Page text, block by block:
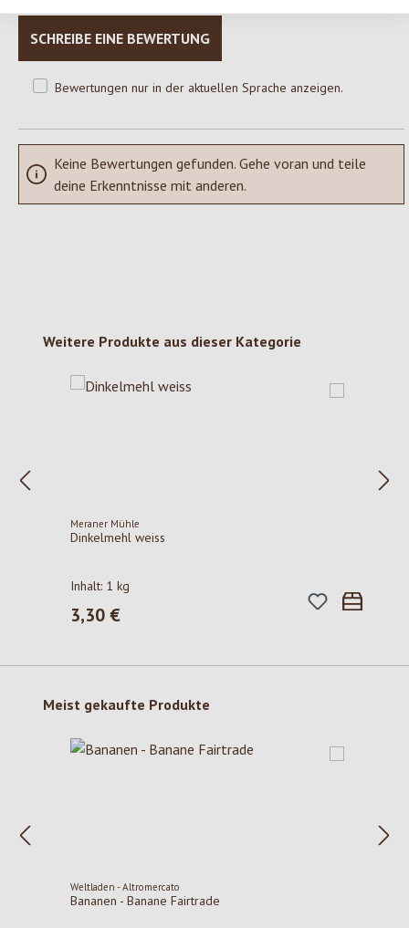
SCHREIBE EINE BEWERTUNG
Bewertungen nur in der aktuellen Sprache anzeigen.
Keine Bewertungen gefunden. Gehe voran und teile
deine Erkenntnisse mit anderen.
Produktgalerie überspringen
Weitere Produkte aus dieser Kategorie
Meraner Mühle
Dinkelmehl weiss
Inhalt: 1 kg
Regulärer Preis:
3,30 €
Produktgalerie überspringen
Meist gekaufte Produkte
Weltladen - Altromercato
Bananen - Banane Fairtrade